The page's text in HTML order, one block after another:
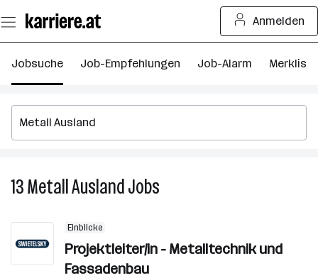
Seiteninhalt
springen
Anmelden
Jobsuche Job-Empfehlungen Job-Alarm Merkliste
13Metall AuslandJobs
Einblicke
Projektleiter/in - Metalltechnik und
Fassadenbau